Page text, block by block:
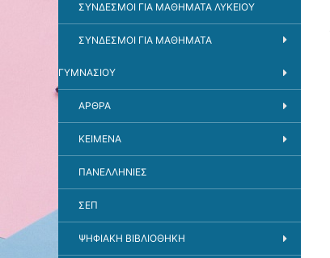
ΣΎΝΔΕΣΜΟΙ ΓΙΑ ΜΑΘΉΜΑΤΑ ΛΥΚΕΊΟΥ
ΣΎΝΔΕΣΜΟΙ ΓΙΑ ΜΑΘΉΜΑΤΑ
ΓΥΜΝΑΣΊΟΥ
ΆΡΘΡΑ
ΚΕΊΜΕΝΑ
ΠΑΝΕΛΛΉΝΙΕΣ
ΣΕΠ
ΨΗΦΙΑΚΉ ΒΙΒΛΙΟΘΉΚΗ